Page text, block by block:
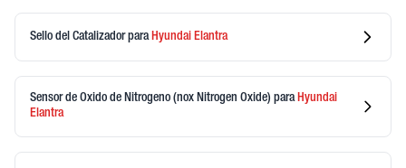
Sello del Catalizadorpara Hyundai Elantra
Sensor de Oxido de Nitrogeno (nox Nitrogen Oxide) paraHyundai
Elantra